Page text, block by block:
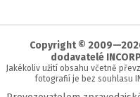
Copyright © 2009—2026
dodavatelé
Jakékoliv užití obsahu včetně
fotografií je bez souhlasu